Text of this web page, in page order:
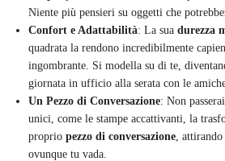
Niente più pensieri su oggetti che
Confort e Adattabilità: La sua durezza
quadrata la rendono incredibilmente
ingombrante. Si modella su di te,
giornata in ufficio alla serata con le
Un Pezzo di Conversazione: Non
unici, come le stampe accattivanti, la
proprio pezzo di conversazione ,
ovunque tu vada.